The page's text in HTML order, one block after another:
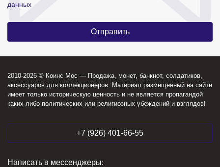
данных
2010-2026 © Коинс Мос — Продажа, монет, банкнот, солдатиков,
аксессуаров для коллекционеров. Материал размещенный на сайте
имеет только историческую ценность и не является пропагандой
каких-либо политических или религиозных убеждений и взглядов!
+7 (926) 401-66-55
Написать в мессенджеры: